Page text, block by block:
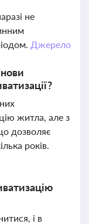
не
Джерело
житла, але з
дозволяє
років.
і в